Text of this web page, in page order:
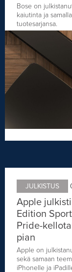
Bose on
kaiutinta ja
tuotesarjansa.
JULKISTUS
Apple
Edition
Pride-
pian
Apple on
sekä samaan
iPhonelle ja